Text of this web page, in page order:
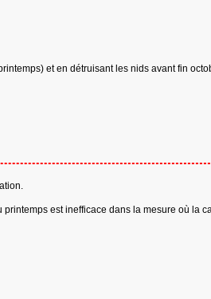
et en détruisant les nids avant fin
est inefficace dans la mesure où la